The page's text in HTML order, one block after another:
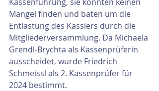
Mangel finden und baten um die
Entlastung des Kassiers durch die
Mitgliederversammlung. Da Michaela
Grendl-Brychta als Kassenprüferin
ausscheidet, wurde Friedrich
Schmeissl als 2. Kassenprüfer für
2024 bestimmt.